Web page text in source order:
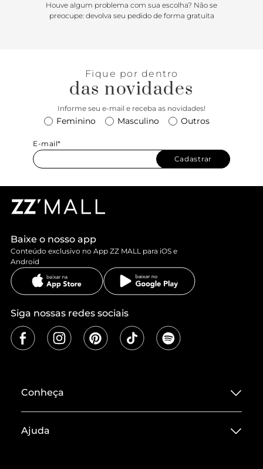
Houve algum problema com sua escolha? Não se
preocupe: devolva seu pedido de forma gratuita
Fique por dentro
das novidades
Informe seu e-mail e receba as novidades!
Feminino Masculino Outros
E-mail*
Cadastrar
Baixe o nosso app
Conteúdo exclusivo no App ZZ MALL para iOS e
Android
Siga nossas redes sociais
Conheça
Termos de Uso
Ajuda